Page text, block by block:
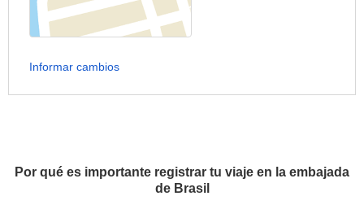
Por qué es importante registrar tu viaje en la embajada
de Brasil
Informar cambios